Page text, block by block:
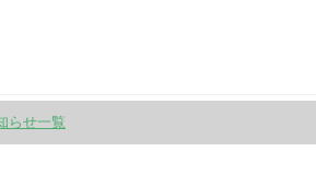
らせ一覧